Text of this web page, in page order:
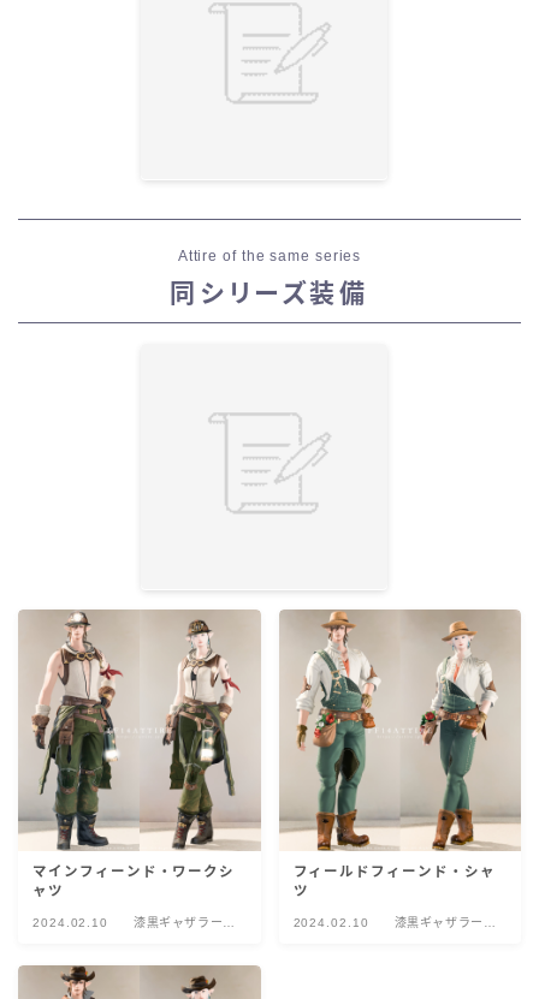
Attire of the same series
同シリーズ装備
マインフィーンド・ワークシ
ャツ
2024.02.10
漆黒ギャザラー
フィールドフィーンド・シャ
ツ
2024.02.10
漆黒ギャザラー